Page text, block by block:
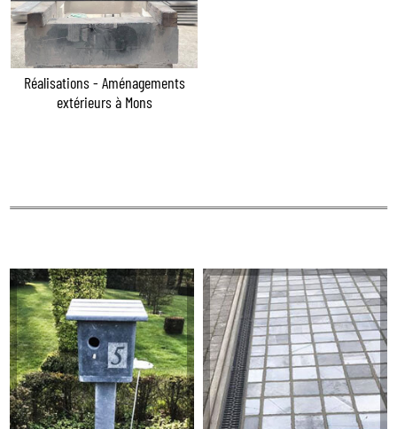
Réalisations - Aménagements
extérieurs à Mons